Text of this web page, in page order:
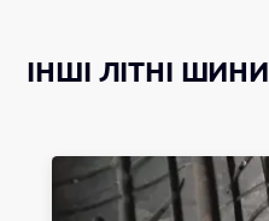
ІНШІ ЛІТНІ ШИНИ